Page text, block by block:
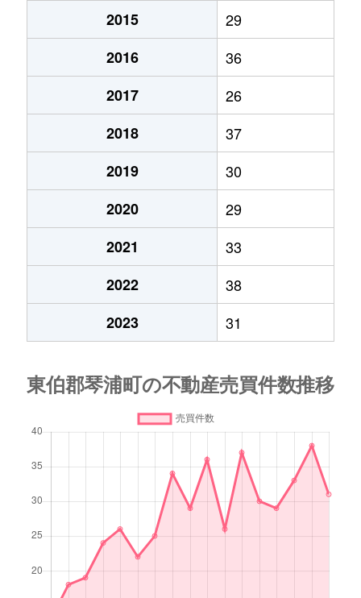
2015
29
2016
36
2017
26
2018
37
2019
30
2020
29
2021
33
2022
38
2023
31